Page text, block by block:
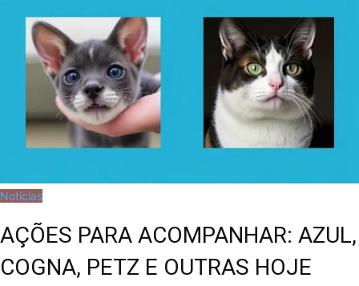
Notícias
AÇÕES PARA ACOMPANHAR: AZUL,
COGNA, PETZ E OUTRAS HOJE